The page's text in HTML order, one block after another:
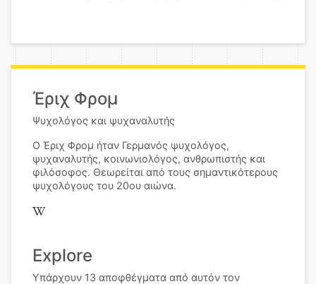
Έριχ Φρομ
Ψυχολόγος και ψυχαναλυτής
Ο Έριχ Φρομ ήταν Γερμανός ψυχολόγος,
ψυχαναλυτής, κοινωνιολόγος, ανθρωπιστής και
φιλόσοφος. Θεωρείται από τους σημαντικότερους
ψυχολόγους του 20ου αιώνα.
Explore
Υπάρχουν 13 αποφθέγματα από αυτόν τον